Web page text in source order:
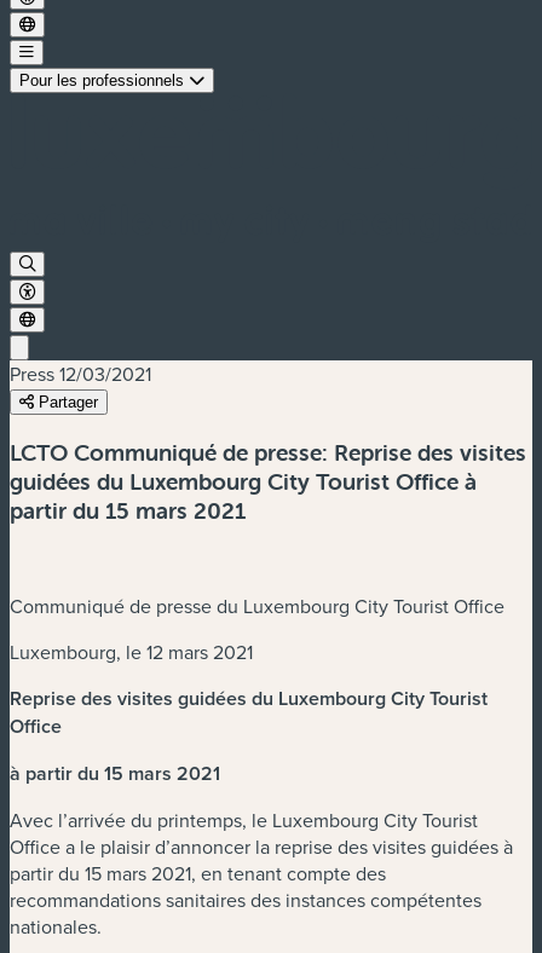
Pour les professionnels
Press12/03/2021
Partager
LCTO Communiqué de presse: Reprise des visites
guidées du Luxembourg City Tourist Office à
partir du 15 mars 2021
Communiqué de presse du Luxembourg City Tourist Office
Luxembourg, le 12 mars 2021
Reprise des visites guidées du Luxembourg City Tourist
Office
à partir du 15 mars 2021
Avec l’arrivée du printemps, le Luxembourg City Tourist
Office a le plaisir d’annoncer la reprise des visites guidées à
partir du 15 mars 2021, en tenant compte des
recommandations sanitaires des instances compétentes
nationales.